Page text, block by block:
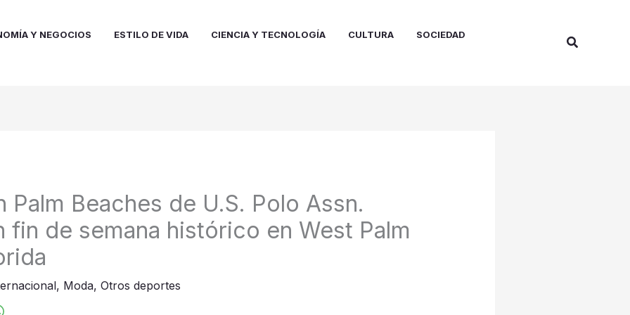
Y NEGOCIOS ESTILO DE VIDA CIENCIA Y TECNOLOGÍA CULTURA
SOCIEDAD
Buscar
Palm Beaches de U.S. Polo Assn.
fin de semana histórico en West Palm
, Moda, Otros deportes